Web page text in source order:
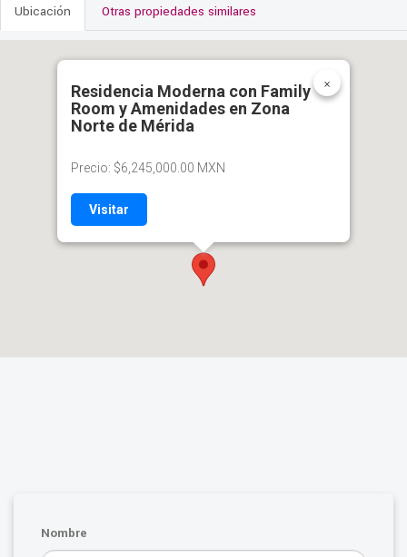
Ubicación Otras propiedades similares
×
Residencia Moderna con Family
Room y Amenidades en Zona
Norte de Mérida
Precio: $6,245,000.00 MXN
Visitar
Nombre